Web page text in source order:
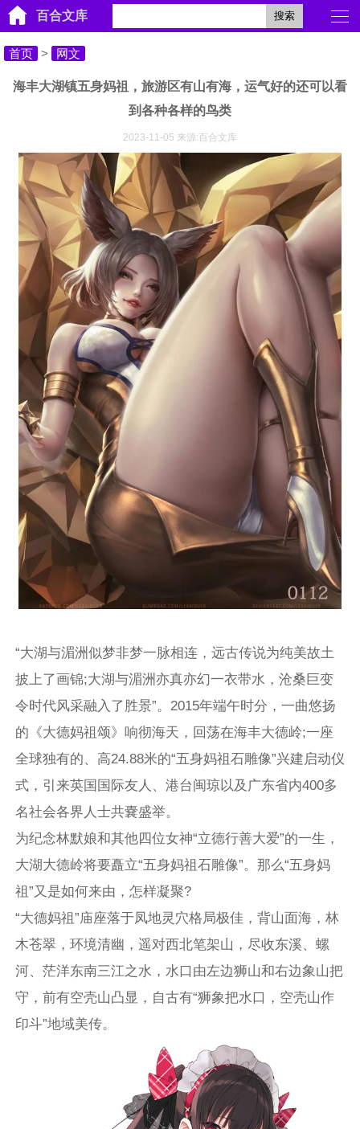
百合文库 搜索
首页 > 网文
海丰大湖镇五身妈祖，旅游区有山有海，运气好的还可以看
到各种各样的鸟类
2023-11-05 来源:百合文库
“大湖与湄洲似梦非梦一脉相连，远古传说为纯美故土
披上了画锦;大湖与湄洲亦真亦幻一衣带水，沧桑巨变
令时代风采融入了胜景”。2015年端午时分，一曲悠扬
的《大德妈祖颂》响彻海天，回荡在海丰大德岭;一座
全球独有的、高24.88米的“五身妈祖石雕像”兴建启动仪
式，引来英国国际友人、港台闽琼以及广东省内400多
名社会各界人士共嚢盛举。
为纪念林默娘和其他四位女神“立德行善大爱”的一生，
大湖大德岭将要矗立“五身妈祖石雕像”。那么“五身妈
祖”又是如何来由，怎样凝聚?
“大德妈祖”庙座落于凤地灵穴格局极佳，背山面海，林
木苍翠，环境清幽，遥对西北笔架山，尽收东溪、螺
河、茫洋东南三江之水，水口由左边狮山和右边象山把
守，前有空壳山凸显，自古有“狮象把水口，空壳山作
印斗”地域美传。